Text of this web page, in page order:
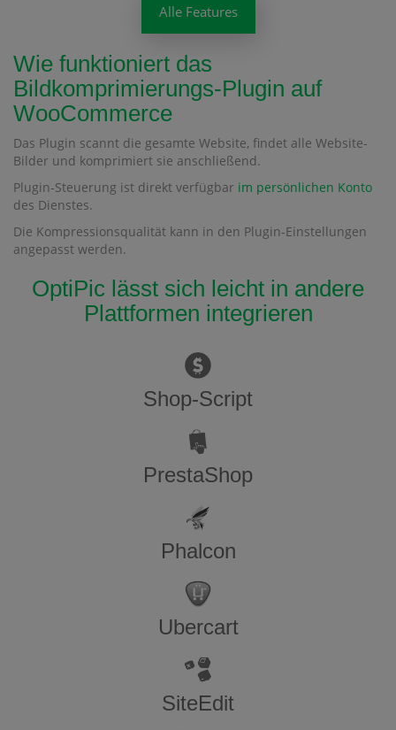
Alle Features
Wie funktioniert das
Bildkomprimierungs-Plugin auf
WooCommerce
Das Plugin scannt die gesamte Website, findet alle Website-
Bilder und komprimiert sie anschließend.
Plugin-Steuerung ist direkt verfügbar im persönlichen Konto
des Dienstes.
Die Kompressionsqualität kann in den Plugin-Einstellungen
angepasst werden.
OptiPic lässt sich leicht in andere
Plattformen integrieren
Shop-Script
PrestaShop
Phalcon
Ubercart
SiteEdit